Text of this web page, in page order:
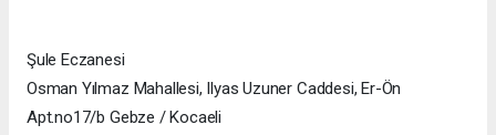
Şule Eczanesi
Osman Yılmaz Mahallesi, Ilyas Uzuner Caddesi, Er-Ön
Apt.no17/b Gebze / Kocaeli